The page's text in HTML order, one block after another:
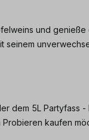
und
dem 5L Partyfass
kaufen